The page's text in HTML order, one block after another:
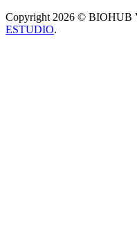
Copyright 2026 © BIOHUB
ESTUDIO.